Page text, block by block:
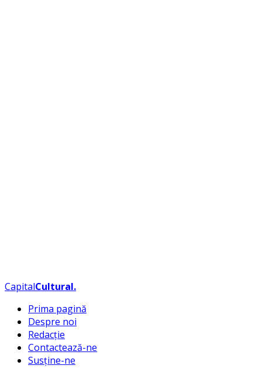
CapitalCultural.
Prima pagină
Despre noi
Redacție
Contactează-ne
Susține-ne